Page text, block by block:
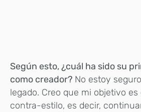
Según esto, ¿cuál ha sido su
como creador? No estoy
legado. Creo que mi objetivo
contra-estilo, es decir,